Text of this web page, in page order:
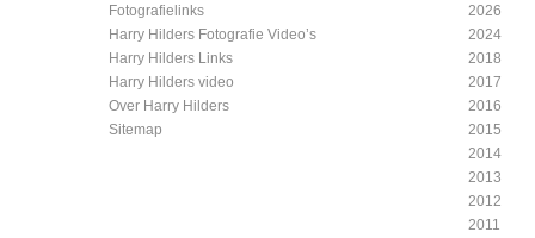
Fotografielinks
Harry Hilders Fotografie Video’s
Harry Hilders Links
Harry Hilders video
Over Harry Hilders
Sitemap
2026
2024
2018
2017
2016
2015
2014
2013
2012
2011